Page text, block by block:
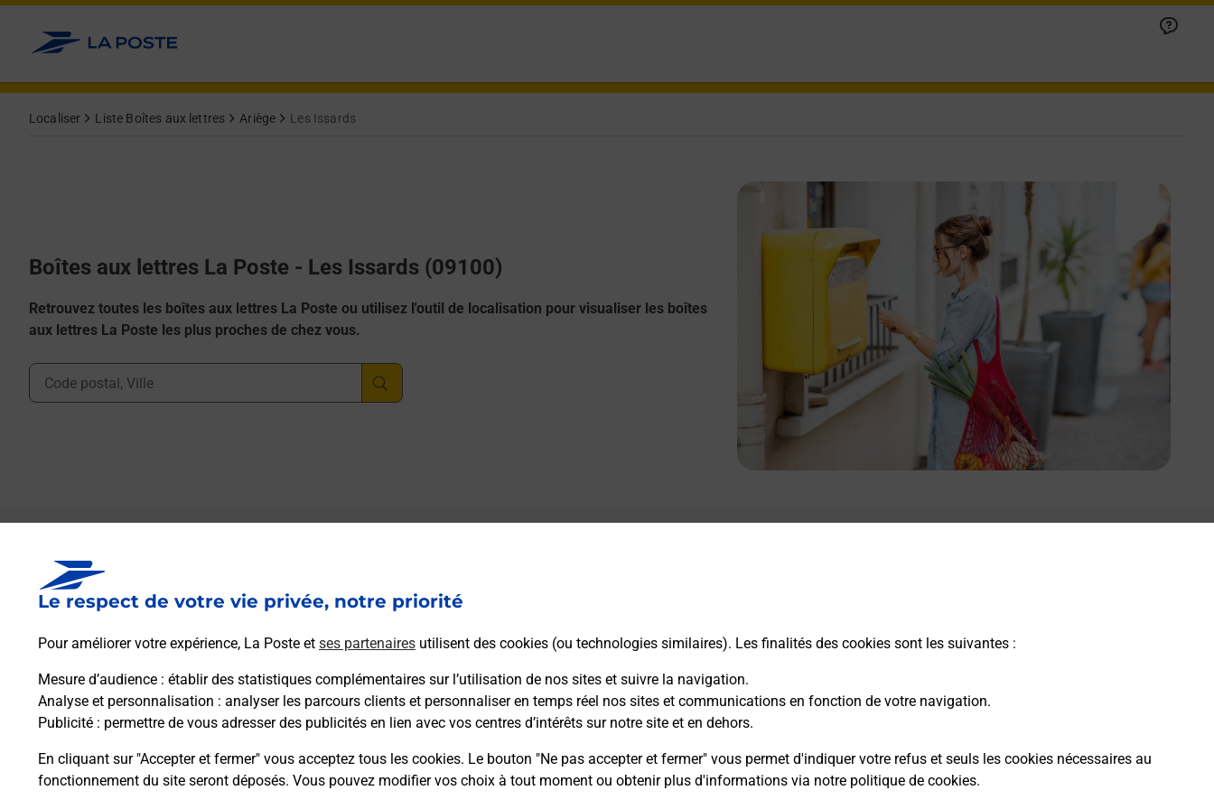
Le respect de votre vie privée, notre priorité
Pour améliorer votre expérience, La Poste et ses partenaires utilisent des cookies (ou technologies similaires). Les finalités des cookies sont les suivantes :
Mesure d’audience : établir des statistiques complémentaires sur l’utilisation de nos sites et suivre la navigation.
Analyse et personnalisation : analyser les parcours clients et personnaliser en temps réel nos sites et communications en fonction de votre navigation.
Publicité : permettre de vous adresser des publicités en lien avec vos centres d’intérêts sur notre site et en dehors.
En cliquant sur "Accepter et fermer" vous acceptez tous les cookies. Le bouton "Ne pas accepter et fermer" vous permet d'indiquer votre refus et seuls les cookies nécessaires au
fonctionnement du site seront déposés. Vous pouvez modifier vos choix à tout moment ou obtenir plus d'informations via notre politique de cookies.
Allez au contenu
Localiser Liste Boîtes aux lettres Ariège Les Issards
Boîtes aux lettres La Poste - Les Issards (09100)
Retrouvez toutes les boîtes aux lettres La Poste ou utilisez l'outil de localisation pour visualiser les boîtes
aux lettres La Poste les plus proches de chez vous.
Ville, Département, Code Postal
Boîte aux lettres La Poste
Prochaine collecte du courrier samedi à
09100 Les Issards
Itinéraire
556 Chemin Du Turet
09100 Les Issards